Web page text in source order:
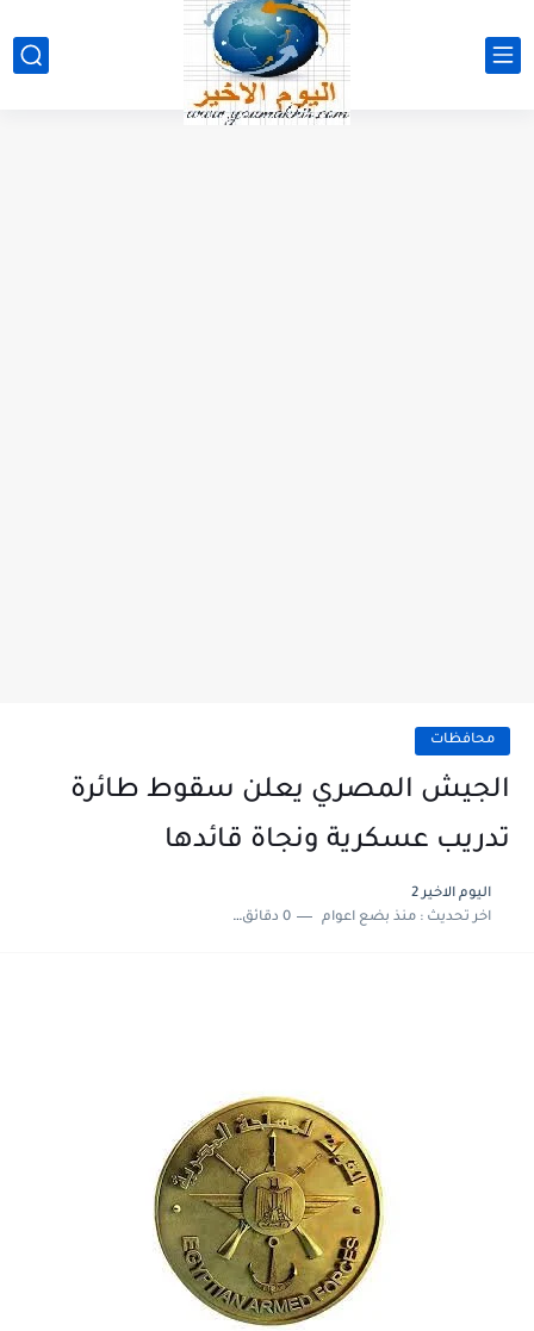
محافظات
الجيش المصري يعلن سقوط طائرة
تدريب عسكرية ونجاة قائدها
اليوم الاخير 2
اخر تحديث :منذ بضع اعوام 0 دقائق للقراءة